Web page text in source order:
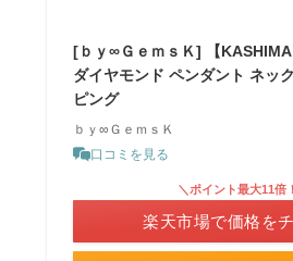
[ｂｙ∞ＧｅｍｓＫ] 【
ダイヤモンド ペンダント ネッ
ピング
ｂｙ∞ＧｅｍｓＫ
口コミを見る
＼ポイント最大11倍
楽天市場で価格を